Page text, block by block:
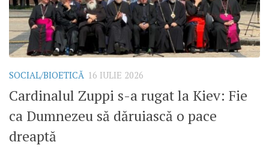
SOCIAL/BIOETICĂ 16 IULIE 2026
Cardinalul Zuppi s-a rugat la Kiev: Fie
ca Dumnezeu să dăruiască o pace
dreaptă